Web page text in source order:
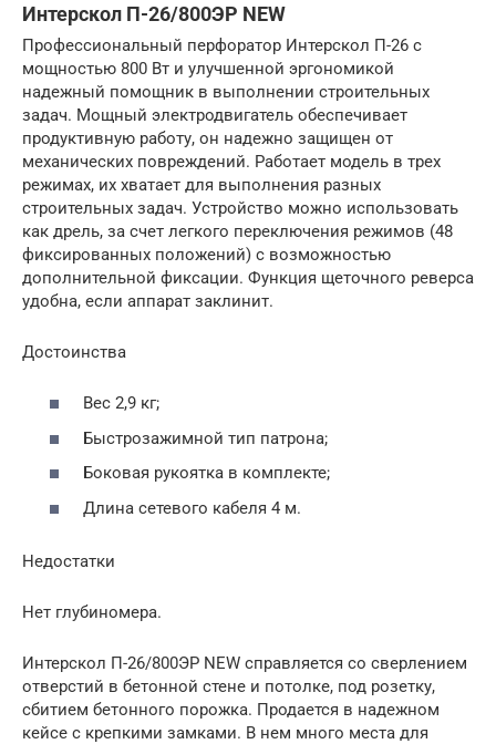
Интерскол П-26/800ЭР NEW
Профессиональный перфоратор Интерскол П-26 с
мощностью 800 Вт и улучшенной эргономикой
надежный помощник в выполнении строительных
задач. Мощный электродвигатель обеспечивает
продуктивную работу, он надежно защищен от
механических повреждений. Работает модель в трех
режимах, их хватает для выполнения разных
строительных задач. Устройство можно использовать
как дрель, за счет легкого переключения режимов (48
фиксированных положений) с возможностью
дополнительной фиксации. Функция щеточного реверса
удобна, если аппарат заклинит.
Достоинства
Вес 2,9 кг;
Быстрозажимной тип патрона;
Боковая рукоятка в комплекте;
Длина сетевого кабеля 4 м.
Недостатки
Нет глубиномера.
Интерскол П-26/800ЭР NEW справляется со сверлением
отверстий в бетонной стене и потолке, под розетку,
сбитием бетонного порожка. Продается в надежном
кейсе с крепкими замками. В нем много места для